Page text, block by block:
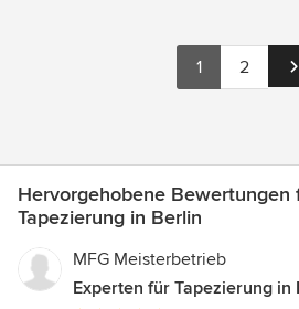
1 2
Hervorgehobene Bewertungen
Tapezierung in Berlin
MFG Meisterbetrieb
Experten für Tapezierung in